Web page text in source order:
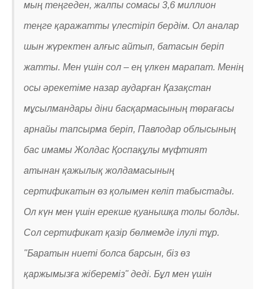
мың теңгеден, жалпы сомасы 3,6 миллион
теңге қаражатты үлестіріп бердім. Ол аналар
шын жүректен алғыс айтып, батасын беріп
жатты. Мен үшін сол – ең үлкен марапат. Менің
осы әрекетіме назар аударған Қазақстан
мұсылмандары діни басқармасының төрағасы
арнайы тапсырма беріп, Павлодар облысының
бас имамы Жолдас Қоспақұлы мүфтият
атынан қажылық жолдамасының
сертификатын өз қолымен келіп табыстады.
Ол күн мен үшін ерекше қуанышқа толы болды.
Сол сертификат қазір бөлмемде ілулі тұр.
"Баратын ниеті болса барсын, біз өз
қаржымызға жібереміз" деді. Бұл мен үшін